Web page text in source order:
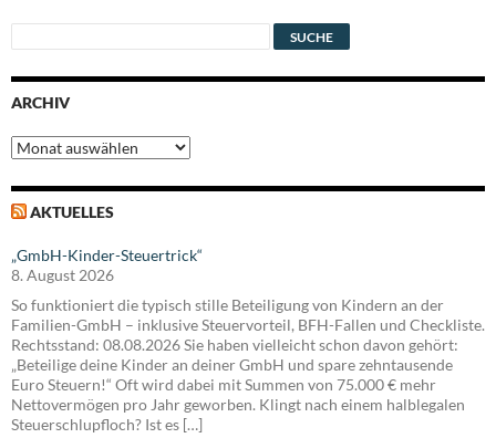
ARCHIV
Archiv
AKTUELLES
„GmbH-Kinder-Steuertrick“
8. August 2026
So funktioniert die typisch stille Beteiligung von Kindern an der
Familien-GmbH – inklusive Steuervorteil, BFH-Fallen und Checkliste.
Rechtsstand: 08.08.2026 Sie haben vielleicht schon davon gehört:
„Beteilige deine Kinder an deiner GmbH und spare zehntausende
Euro Steuern!“ Oft wird dabei mit Summen von 75.000 € mehr
Nettovermögen pro Jahr geworben. Klingt nach einem halblegalen
Steuerschlupfloch? Ist es […]